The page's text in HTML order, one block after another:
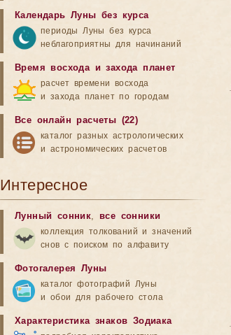
Календарь Луны без курса
периоды Луны без курса
неблагоприятны для начинаний
Время восхода и захода планет
расчет времени восхода
и захода планет по городам
Все онлайн расчеты (22)
каталог разных астрологических
и астрономических расчетов
Интересное
Лунный сонник,все сонники
коллекция толкований и значений
снов с поиском по алфавиту
Фотогалерея Луны
каталог фотографий Луны
и обои для рабочего стола
Характеристика знаков Зодиака